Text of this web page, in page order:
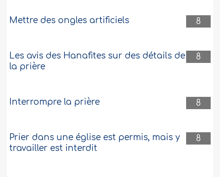
8
Mettre des ongles artificiels
8
Les avis des Hanafites sur des détails de
la prière
8
Interrompre la prière
8
Prier dans une église est permis, mais y
travailler est interdit